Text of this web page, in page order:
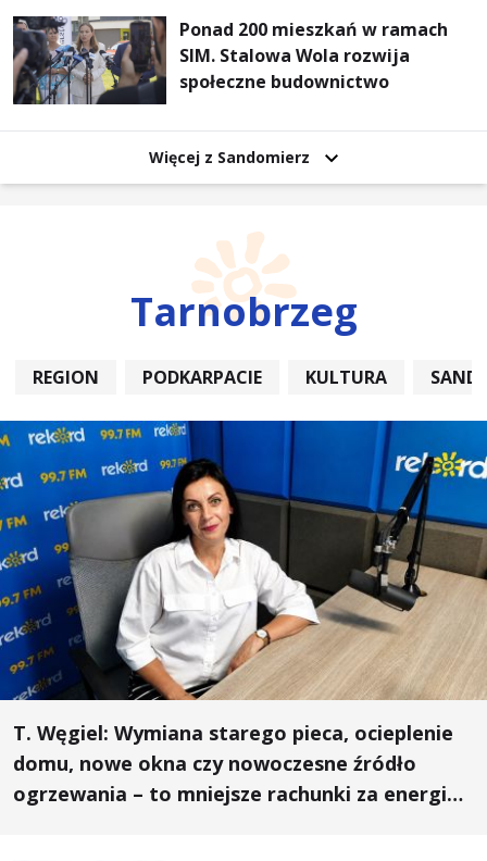
Ponad 200 mieszkań w ramach
SIM. Stalowa Wola rozwija
społeczne budownictwo
Więcej z Sandomierz
Tarnobrzeg
REGION PODKARPACIE KULTURA
T. Węgiel: Wymiana starego pieca, ocieplenie
domu, nowe okna czy nowoczesne źródło
ogrzewania – to mniejsze rachunki za energię,